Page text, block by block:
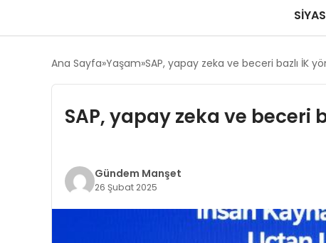
Ana Sayfa Yaşam SAP, yapay zeka ve beceri bazlı İK
SAP, yapay zeka ve
Gündem Manşet
26 Şubat 2025